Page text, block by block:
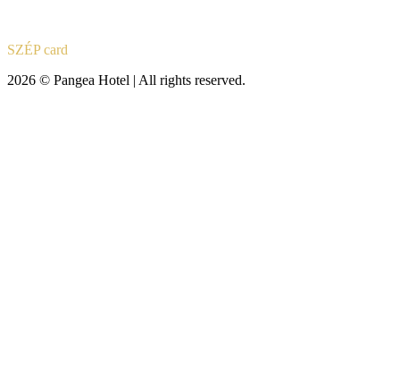
SZÉP card
2026 © Pangea Hotel | All rights reserved.